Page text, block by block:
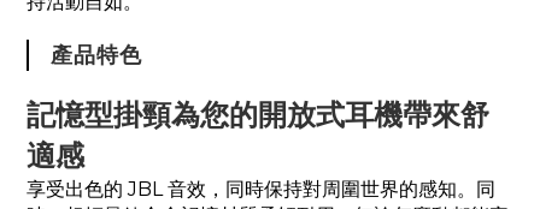
產品特色
記憶型掛頸為您的開放式耳機帶來舒
適感
享受出色的 JBL 音效，同時保持對周圍世界的感知。同